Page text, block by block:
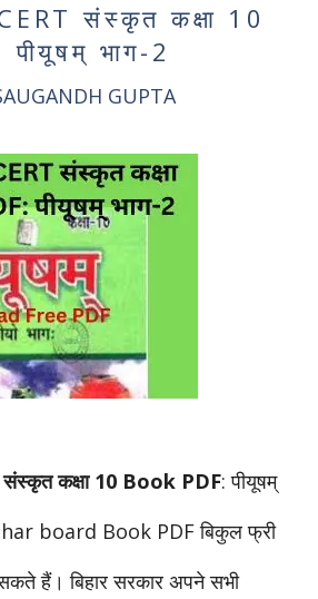
संस्कृत कक्षा 10
भाग-2
GUPTA
संस्कृत कक्षा 10 Book PDF: पीयूषम्
board Book PDF बिकुल फ्री
हैं। बिहार सरकार अपने सभी